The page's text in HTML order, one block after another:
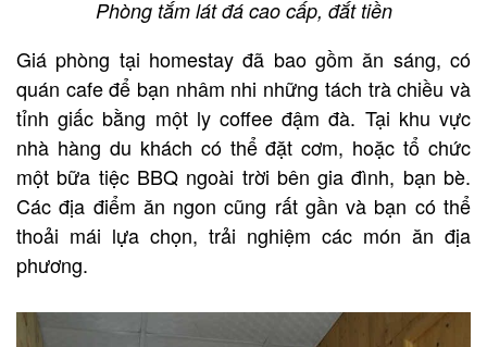
Phòng tắm lát đá cao cấp, đắt tiền
Giá phòng tại homestay đã bao gồm ăn sáng, có
quán cafe để bạn nhâm nhi những tách trà chiều và
tỉnh giấc bằng một ly coffee đậm đà. Tại khu vực
nhà hàng du khách có thể đặt cơm, hoặc tổ chức
một bữa tiệc BBQ ngoài trời bên gia đình, bạn bè.
Các địa điểm ăn ngon cũng rất gần và bạn có thể
thoải mái lựa chọn, trải nghiệm các món ăn địa
phương.